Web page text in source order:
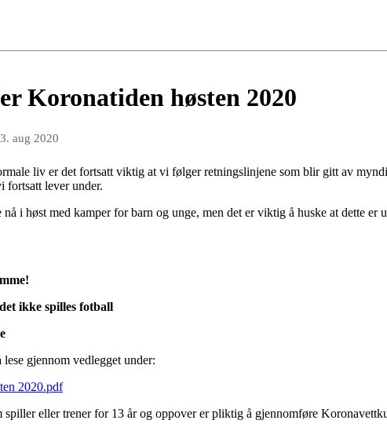
Koronatiden høsten 2020
aug 2020
liv er det fortsatt viktig at vi følger retningslinjene som blir gitt av
fortsatt lever under.
i høst med kamper for barn og unge, men det er viktig å huske at dette er
ikke spilles fotball
gjennom vedlegget under:
2020.pdf
spiller eller trener for 13 år og oppover er pliktig å gjennomføre